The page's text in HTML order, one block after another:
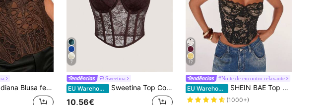
feminina casual sexy e versátil com amarração nas costas
7
Sweetina
EU Warehouse Sweetina Top Corset Preto Renda Cami, Multiuso e Prático
10,56€
17
#Noite de encontro relaxante
EU Warehouse SHEIN BAE Top camisola transparente de renda sexy, ideal para festas, encontros românticos, trajetos diários, estilo bralette charmoso, top sexy para balada, top corset, top para sair, top fofo, top de renda para o verão.
(1000+)